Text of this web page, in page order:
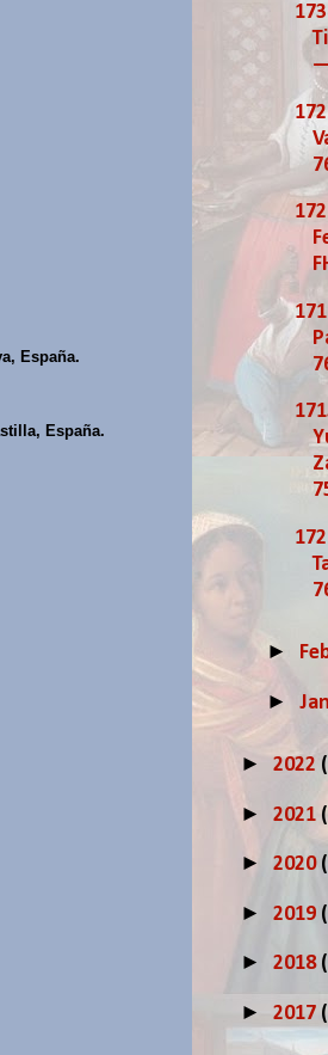
España.
España.
—
►
►
► 2022
► 2021
► 2020
► 2019
► 2018
► 2017